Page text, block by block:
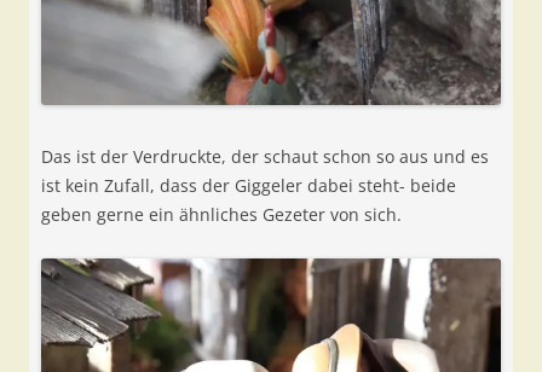
Das ist der Verdruckte, der schaut schon so aus und es
ist kein Zufall, dass der Giggeler dabei steht- beide
geben gerne ein ähnliches Gezeter von sich.